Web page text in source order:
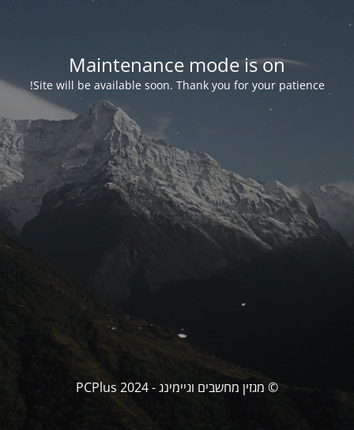
Maintenance mode is on
Site will be available soon. Thank you for your patience!
© מגזין מחשבים וגיימינג - PCPlus 2024